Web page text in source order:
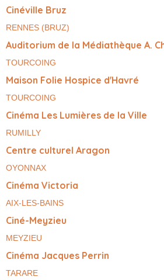
Cinéville Bruz
RENNES (BRUZ)
Auditorium de la Médiathèque A.
TOURCOING
Maison Folie Hospice d'Havré
TOURCOING
Cinéma Les Lumières de la Ville
RUMILLY
Centre culturel Aragon
OYONNAX
Cinéma Victoria
AIX-LES-BAINS
Ciné-Meyzieu
MEYZIEU
Cinéma Jacques Perrin
TARARE